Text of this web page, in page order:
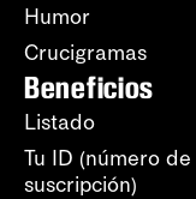
Humor
Crucigramas
Beneficios
Listado
Tu ID (número de
suscripción)